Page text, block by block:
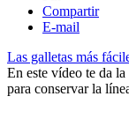
Compartir
E-mail
Las galletas más
En este vídeo te da la
para conservar la